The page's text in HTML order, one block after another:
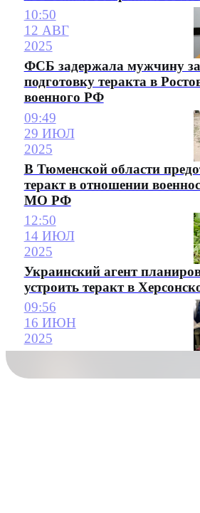
10:50
12 АВГ
2025
ФСБ задержала мужчину за
подготовку теракта в
военного РФ
09:49
29 ИЮЛ
2025
В Тюменской области
теракт в отношении
МО РФ
12:50
14 ИЮЛ
2025
Украинский агент
устроить теракт в
09:56
16 ИЮН
2025